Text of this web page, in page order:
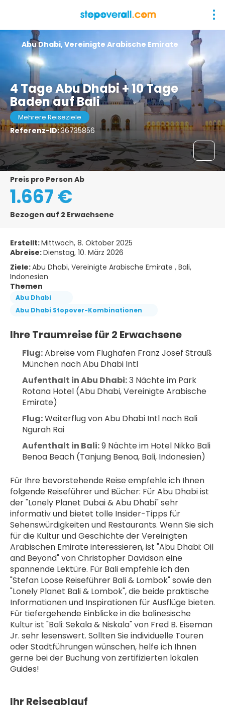
4 Tage Abu Dhabi + 10 Tage
Baden auf Bali
Mehrere Reiseziele
Referenz-ID:36735856
Abu Dhabi, Vereinigte Arabische Emirate
Preis pro Person Ab
1.667 €
Bezogen auf 2 Erwachsene
Erstellt:Mittwoch, 8. Oktober 2025
Abreise:Dienstag, 10. März 2026
Ziele:Abu Dhabi, Vereinigte Arabische Emirate , Bali,
Indonesien
Themen
Abu Dhabi
Abu Dhabi Stopover-Kombinationen
Ihre Traumreise für 2 Erwachsene
Flug: Abreise vom Flughafen Franz Josef Strauß
München nach Abu Dhabi Intl
Aufenthalt in Abu Dhabi: 3 Nächte im Park
Rotana Hotel (Abu Dhabi, Vereinigte Arabische
Emirate)
Flug: Weiterflug von Abu Dhabi Intl nach Bali
Ngurah Rai
Aufenthalt in Bali: 9 Nächte im Hotel Nikko Bali
Benoa Beach (Tanjung Benoa, Bali, Indonesien)
Für Ihre bevorstehende Reise empfehle ich Ihnen
folgende Reiseführer und Bücher: Für Abu Dhabi ist
der "Lonely Planet Dubai & Abu Dhabi" sehr
informativ und bietet tolle Insider-Tipps für
Sehenswürdigkeiten und Restaurants. Wenn Sie sich
für die Kultur und Geschichte der Vereinigten
Arabischen Emirate interessieren, ist "Abu Dhabi: Oil
and Beyond" von Christopher Davidson eine
spannende Lektüre. Für Bali empfehle ich den
"Stefan Loose Reiseführer Bali & Lombok" sowie den
"Lonely Planet Bali & Lombok", die beide praktische
Informationen und Inspirationen für Ausflüge bieten.
Für tiefergehende Einblicke in die balinesische
Kultur ist "Bali: Sekala & Niskala" von Fred B. Eiseman
Jr. sehr lesenswert. Sollten Sie individuelle Touren
oder Stadtführungen wünschen, helfe ich Ihnen
gerne bei der Buchung von zertifizierten lokalen
Guides!
Ihr Reiseablauf